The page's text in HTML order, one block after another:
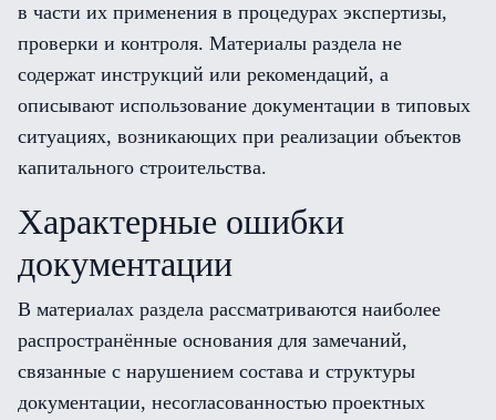
в части их применения в процедурах экспертизы,
проверки и контроля. Материалы раздела не
содержат инструкций или рекомендаций, а
описывают использование документации в типовых
ситуациях, возникающих при реализации объектов
капитального строительства.
Характерные ошибки
документации
В материалах раздела рассматриваются наиболее
распространённые основания для замечаний,
связанные с нарушением состава и структуры
документации, несогласованностью проектных